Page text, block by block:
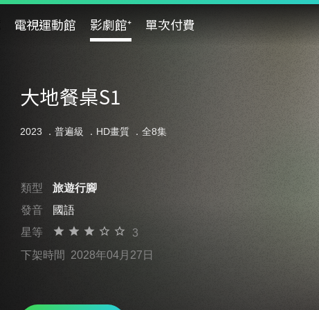
電視運動館 影劇館⁺ 單次付費
大地餐桌S1
2023 ． 普遍級 ．HD畫質 ．全8集
類型
旅遊行腳
發音
國語
星等
3
下架時間 2028年04月27日